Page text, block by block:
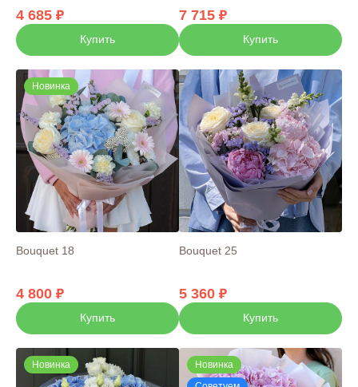
4 685
Купить
7 715
Купить
Новинка
Bouquet 18
4 800
Купить
Bouquet 25
5 360
Купить
Новинка
Новинка